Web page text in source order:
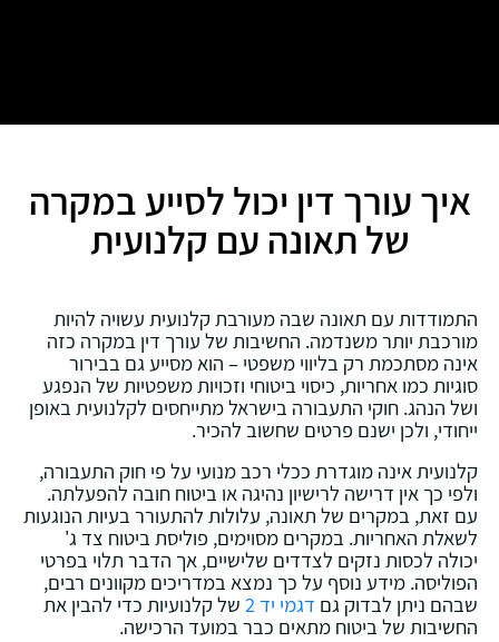
איך עורך דין יכול לסייע במקרה
של תאונה עם קלנועית
התמודדות עם תאונה שבה מעורבת קלנועית עשויה להיות
מורכבת יותר משנדמה. החשיבות של עורך דין במקרה כזה
אינה מסתכמת רק בליווי משפטי – הוא מסייע גם בבירור
סוגיות כמו אחריות, כיסוי ביטוחי וזכויות משפטיות של הנפגע
ושל הנהג. חוקי התעבורה בישראל מתייחסים לקלנועית באופן
ייחודי, ולכן ישנם פרטים שחשוב להכיר.
קלנועית אינה מוגדרת ככלי רכב מנועי על פי חוק התעבורה,
ולפי כך אין דרישה לרישיון נהיגה או ביטוח חובה להפעלתה.
עם זאת, במקרים של תאונה, עלולות להתעורר בעיות הנוגעות
לשאלת האחריות. במקרים מסוימים, פוליסת ביטוח צד ג'
יכולה לכסות נזקים לצדדים שלישיים, אך הדבר תלוי בפרטי
הפוליסה. מידע נוסף על כך נמצא במדריכים מקוונים רבים,
שבהם ניתן לבדוק גם דגמי יד 2
של קלנועיות כדי להבין את
החשיבות של ביטוח מתאים כבר במועד הרכישה.